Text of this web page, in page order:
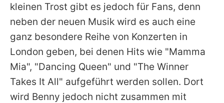
kleinen Trost gibt es jedoch für Fans, denn
neben der neuen Musik wird es auch eine
ganz besondere Reihe von Konzerten in
London geben, bei denen Hits wie "Mamma
Mia", "Dancing Queen" und "The Winner
Takes It All" aufgeführt werden sollen. Dort
wird Benny jedoch nicht zusammen mit